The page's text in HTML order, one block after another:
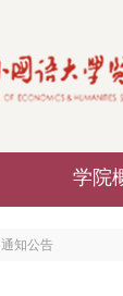
学院
通知公告